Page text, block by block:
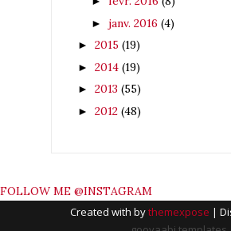
► janv. 2016 (4)
► 2015 (19)
► 2014 (19)
► 2013 (55)
► 2012 (48)
FOLLOW ME @INSTAGRAM
Created with bythemexpose |